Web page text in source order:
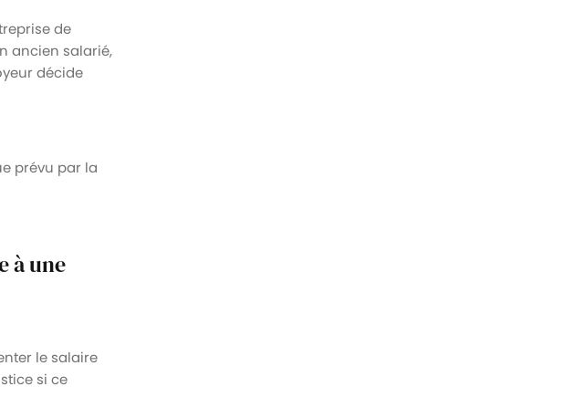
de
ancien salarié,
décide
prévu par la
à une
le salaire
si ce